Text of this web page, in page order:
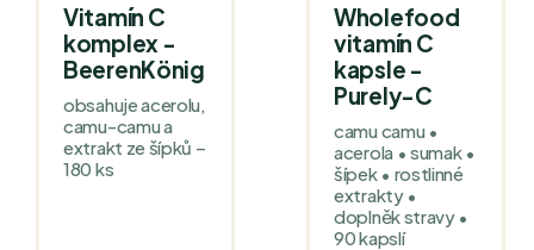
Vitamín C
komplex -
BeerenKönig
obsahuje acerolu,
camu-camu a
extrakt ze šípků –
180 ks
Wholefood
vitamín C
kapsle -
Purely-C
camu camu •
acerola • sumak •
šípek • rostlinné
extrakty •
doplněk stravy •
90 kapslí